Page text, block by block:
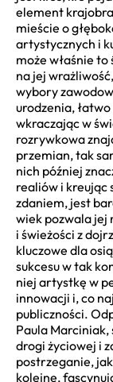
element
mieście o
artystycznych i
może właśnie
na jej
wybory
urodzenia,
wkraczając w
rozrywkowa
przemian, tak
nich później
realiów i kreując
zdaniem, jest
wiek pozwala jej
i świeżości z
kluczowe dla
sukcesu w tak
niej artystkę w
innowacji i, co
publiczności.
Paula
drogi życiowej i
postrzeganie,
kolejne,